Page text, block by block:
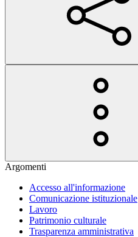
Argomenti
Accesso all'informazione
Comunicazione istituzionale
Lavoro
Patrimonio culturale
Trasparenza amministrativa